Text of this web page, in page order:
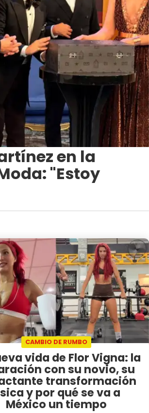
en la
"Estoy
CAMBIO DE RUMBO
vida de Flor Vigna: la
con su novio, su
transformación
y por qué se va a
México un tiempo